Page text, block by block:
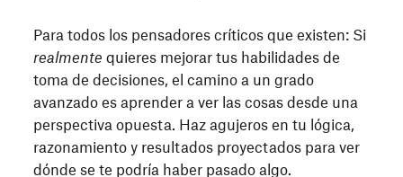
Para todos los pensadores críticos que existen: Si
realmente quieres mejorar tus habilidades de
toma de decisiones, el camino a un grado
avanzado es aprender a ver las cosas desde una
perspectiva opuesta. Haz agujeros en tu lógica,
razonamiento y resultados proyectados para ver
dónde se te podría haber pasado algo.